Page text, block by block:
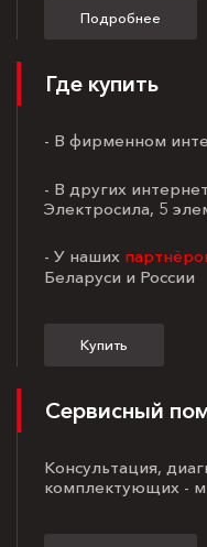
Подробнее
Где купить
- В фирменном
- В других
Электросила, 5
- У наших
Беларуси и России
Купить
Сервисный
Консультация,
комплектующих -